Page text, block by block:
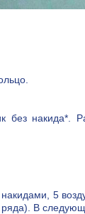
без накида*.
5
В